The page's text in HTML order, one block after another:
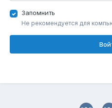
Запомнить
Не рекомендуется для